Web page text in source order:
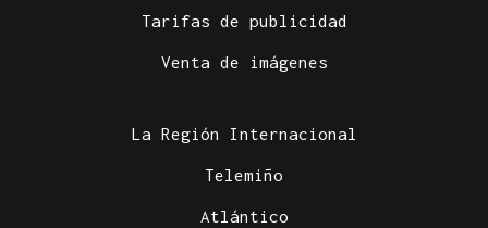
Tarifas de publicidad
Venta de imágenes
La Región Internacional
Telemiño
Atlántico